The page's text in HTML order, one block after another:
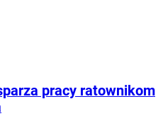
pracy ratownikom